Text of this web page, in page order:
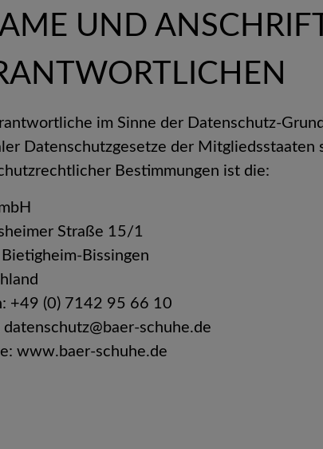
UND
im Sinne der Datenschutz-
Datenschutzgesetze der Mitgliedsstaaten
Bestimmungen ist die:
Straße 15/1
Bissingen
+49 (0) 7142 95 66 10
datenschutz@baer-schuhe.de
www.baer-schuhe.de